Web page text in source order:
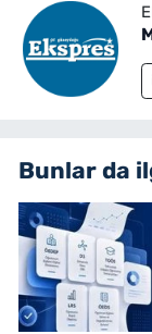
Bunlar da